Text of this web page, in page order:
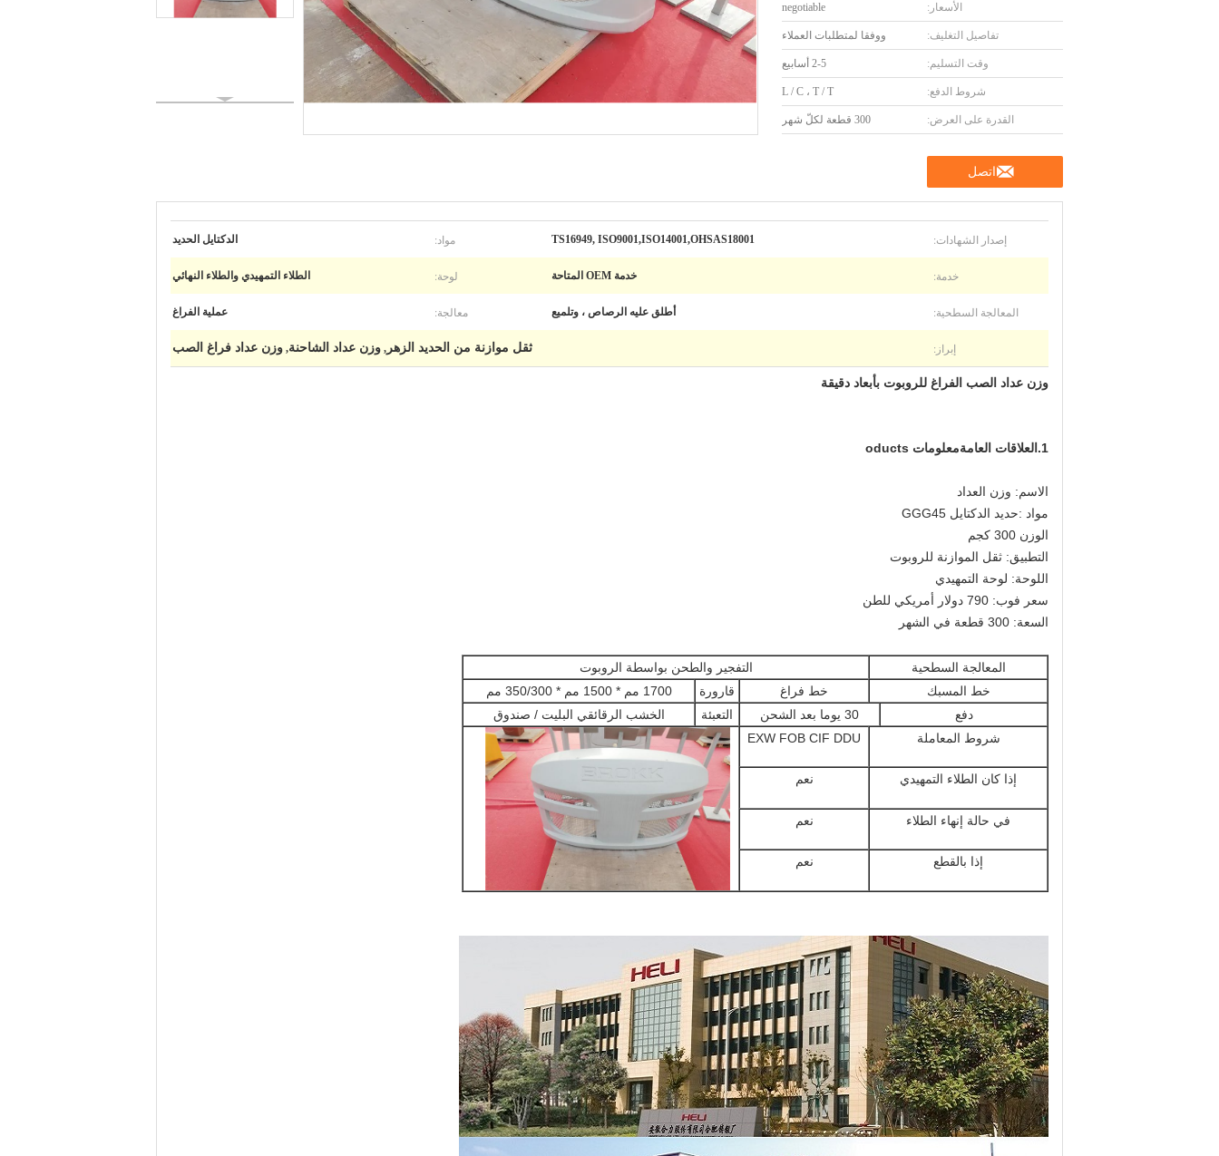
الأسعار: negotiable
تفاصيل التغليف: ووفقا لمتطلبات العملاء
وقت التسليم: 2-5 أسابيع
شروط الدفع: L / C ، T / T
القدرة على العرض: 300 قطعة لكلّ شهر
اتصل
إصدار الشهادات: TS16949, ISO9001,ISO14001,OHSAS18001 مواد: الدكتايل الحديد
خدمة: خدمة OEM المتاحة لوحة: الطلاء التمهيدي والطلاء النهائي
المعالجة السطحية: أطلق عليه الرصاص ، وتلميع معالجة: عملية الفراغ
إبراز: ثقل موازنة من الحديد الزهر , وزن عداد الشاحنة, وزن عداد فراغ الصب
وزن عداد الصب الفراغ للروبوت بأبعاد دقيقة
1.العلاقات العامةمعلومات oducts
الاسم: وزن العداد
مواد :حديد الدكتايل GGG45
الوزن 300 كجم
التطبيق: ثقل الموازنة للروبوت
اللوحة: لوحة التمهيدي
سعر فوب: 790 دولار أمريكي للطن
السعة: 300 قطعة في الشهر
المعالجة السطحية
التفجير والطحن بواسطة الروبوت
خط المسبك
خط فراغ قارورة
1700 مم * 1500 مم * 350/300 مم
دفع
30 يوما بعد الشحن التعبئة
الخشب الرقائقي البليت / صندوق
شروط المعاملة
EXW FOB CIF DDU
إذا كان الطلاء التمهيدي نعم
في حالة إنهاء الطلاء نعم
إذا بالقطع نعم